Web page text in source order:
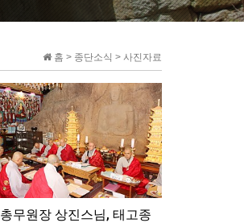
홈 > 종단소식 > 사진자료
총무원장 상진스님, 태고종